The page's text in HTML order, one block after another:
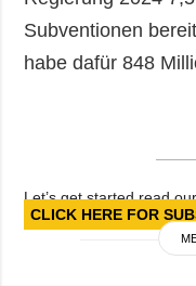
Subventionen
habe dafür 848
Let’s get started read
CLICK HERE FOR